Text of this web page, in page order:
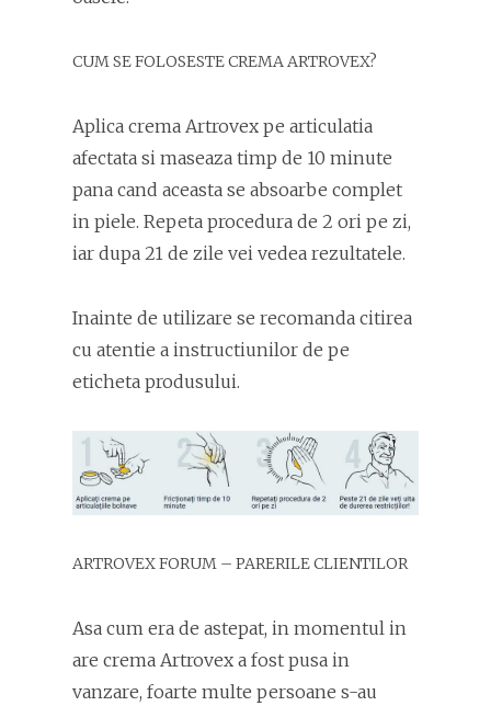
CUM SE FOLOSESTE CREMA ARTROVEX?
Aplica crema Artrovex pe articulatia
afectata si maseaza timp de 10 minute
pana cand aceasta se absoarbe complet
in piele. Repeta procedura de 2 ori pe zi,
iar dupa 21 de zile vei vedea rezultatele.
Inainte de utilizare se recomanda citirea
cu atentie a instructiunilor de pe
eticheta produsului.
ARTROVEX FORUM – PARERILE CLIENTILOR
Asa cum era de astepat, in momentul in
are crema Artrovex a fost pusa in
vanzare, foarte multe persoane s-au